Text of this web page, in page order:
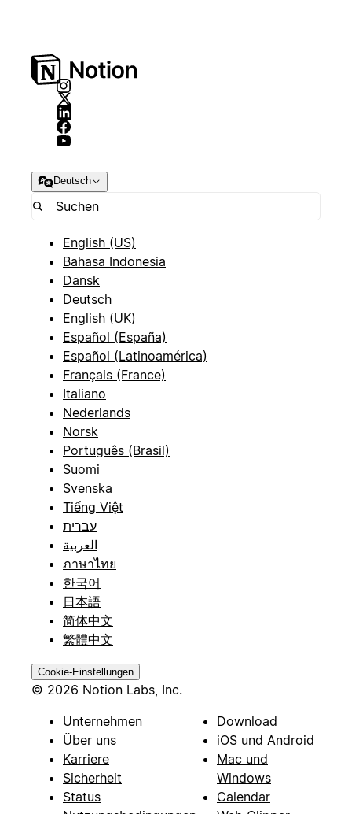
Deutsch
English (US)
Bahasa Indonesia
Dansk
Deutsch
English (UK)
Español (España)
Español (Latinoamérica)
Français (France)
Italiano
Nederlands
Norsk
Português (Brasil)
Suomi
Svenska
Tiếng Việt
עברית
العربية
ภาษาไทย
한국어
日本語
简体中文
繁體中文
Cookie-Einstellungen
© 2026 Notion Labs, Inc.
Unternehmen
Über uns
Karriere
Sicherheit
Status
Download
iOS und Android
Mac und
Windows
Calendar